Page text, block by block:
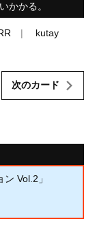
かかる。
kutay
次のカード
Vol.2」